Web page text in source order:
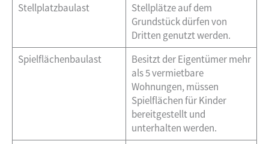
Stellplatzbaulast
Stellplätze auf dem
Grundstück dürfen von
Dritten genutzt werden.
Spielflächenbaulast
Besitzt der Eigentümer mehr
als 5 vermietbare
Wohnungen, müssen
Spielflächen für Kinder
bereitgestellt und
unterhalten werden.